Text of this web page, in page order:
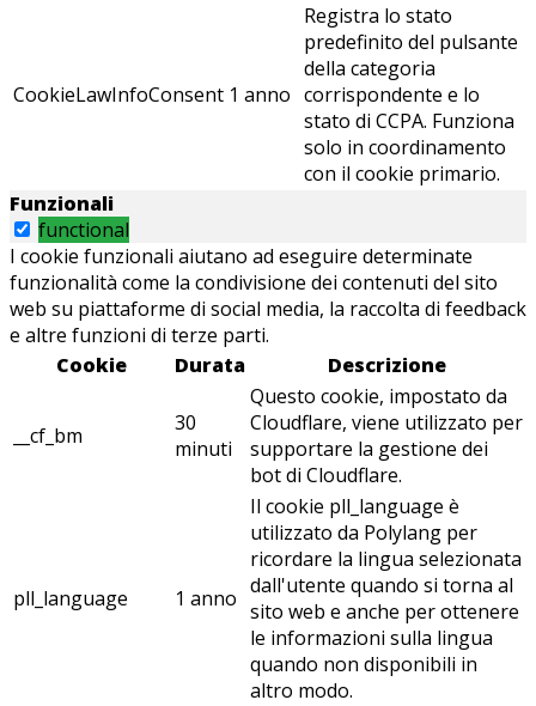
CookieLawInfoConsent 1 anno
Registra lo stato
predefinito del pulsante
della categoria
corrispondente e lo
stato di CCPA. Funziona
solo in coordinamento
con il cookie primario.
Funzionali
functional
I cookie funzionali aiutano ad eseguire determinate
funzionalità come la condivisione dei contenuti del sito
web su piattaforme di social media, la raccolta di feedback
e altre funzioni di terze parti.
Cookie
Durata Descrizione
__cf_bm
30
minuti
Questo cookie, impostato da
Cloudflare, viene utilizzato per
supportare la gestione dei
bot di Cloudflare.
pll_language 1 anno
Il cookie pll_language è
utilizzato da Polylang per
ricordare la lingua selezionata
dall'utente quando si torna al
sito web e anche per ottenere
le informazioni sulla lingua
quando non disponibili in
altro modo.